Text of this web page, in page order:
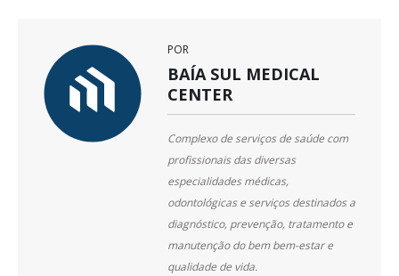
POR
BAÍA SUL MEDICAL
CENTER
Complexo de serviços de saúde com
profissionais das diversas
especialidades médicas,
odontológicas e serviços destinados a
diagnóstico, prevenção, tratamento e
manutenção do bem bem-estar e
qualidade de vida.